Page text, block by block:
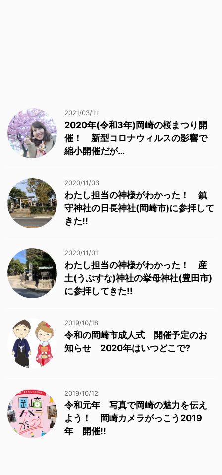
2021/03/11
2020年(令和3年)岡崎の桜まつり開
催！ 新型コロナウィルスの影響で
縮小開催だが…
2020/11/03
わたし担当の神様がわかった！ 鎮
守神社の日長神社(岡崎市)に参拝して
きた!!
2020/11/01
わたし担当の神様がわかった！ 産
土(うぶすな)神社の挙母神社(豊田市)
に参拝してきた!!
2019/10/18
令和の岡崎市成人式 開催予定のお
知らせ 2020年はいつどこで?
2019/10/12
令和元年 写真で岡崎の魅力を伝え
よう！ 岡崎カメラがっこう2019
年 開催!!